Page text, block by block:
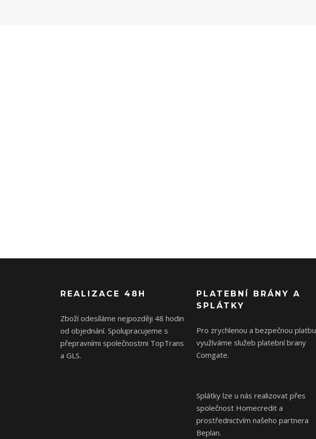
REALIZACE 48H
Zboží odesíláme nejpozději 48 hodin
od objednání. Spolupracujeme s
přepravními společnostmi TopTrans
a GLS.
PLATEBNÍ BRÁNY A
SPLÁTKY
Pro zrychlenou a bezpečnou platbu
využíváme služeb platební brany
Comgate.
Splátky lze u nás realizovat přes
společnost Homecredit a
prostřednictvím našeho partnera
Beplan.